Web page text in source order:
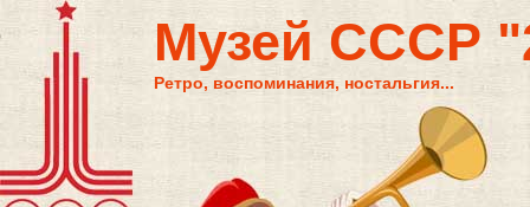
Музей СССР
Ретро, воспоминания, ностальгия...